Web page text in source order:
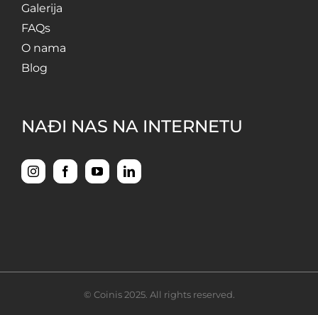
Galerija
FAQs
O nama
Blog
NAĐI NAS NA INTERNETU
© Coinis 2025. All rights reserved.